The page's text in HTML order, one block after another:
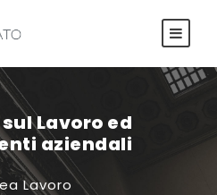
Lavoro ed
aziendali
Lavoro